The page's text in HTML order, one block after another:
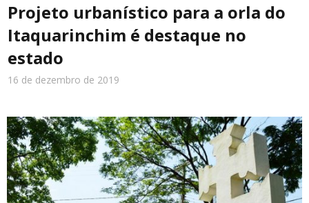
Projeto urbanístico para a orla do
Itaquarinchim é destaque no
estado
16 de dezembro de 2019